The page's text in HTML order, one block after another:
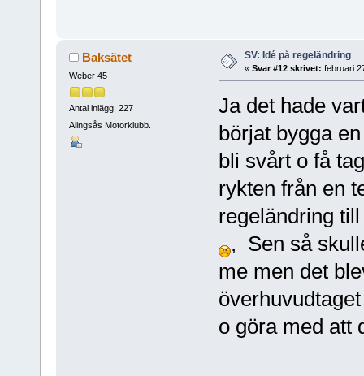
Baksätet
Weber 45
Antal inlägg: 227
Alingsås Motorklubb.
SV: Idé på regeländring
« Svar #12 skrivet: februari
Ja det hade
börjat bygga
bli svårt o få
rykten från en
regeländring
, Sen så
me men det
o göra med att